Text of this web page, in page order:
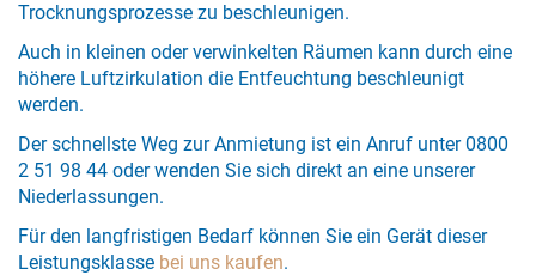
Trocknungsprozesse zu beschleunigen.
Auch in kleinen oder verwinkelten Räumen kann durch eine
höhere Luftzirkulation die Entfeuchtung beschleunigt
werden.
Der schnellste Weg zur Anmietung ist ein Anruf unter 0800
2 51 98 44 oder wenden Sie sich direkt an eine unserer
Niederlassungen.
Für den langfristigen Bedarf können Sie ein Gerät dieser
Leistungsklasse bei uns kaufen.